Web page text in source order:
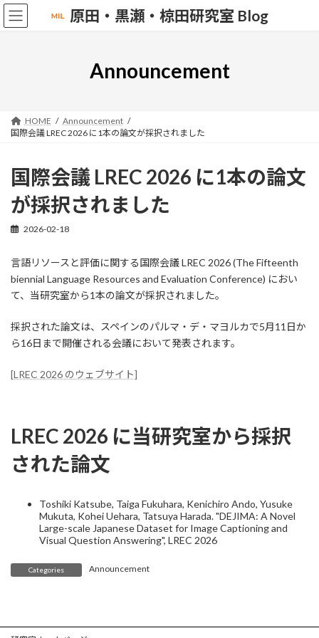
Skip
to
the
Skip
to
the
原田・黒瀬・椋田研究室 Blog
Announcement
HOME
Announcement
国際会議 LREC 2026 に1本の論文が採択されました
国際会議 LREC 2026 に1本の論文
が採択されました
2026-02-18
言語リソースと評価に関する国際会議 LREC 2026 (The Fifteenth
biennial Language Resources and Evaluation Conference) におい
て、当研究室から1本の論文が採択されました。
採択された論文は、スペインのパルマ・デ・マヨルカで5月11日か
ら16日まで開催される会議において発表されます。
[LREC 2026 のウェブサイト]
LREC 2026 に当研究室から採択
された論文
Toshiki Katsube, Taiga Fukuhara, Kenichiro Ando, Yusuke
Mukuta, Kohei Uehara, Tatsuya Harada. "DEJIMA: A Novel
Large-scale Japanese Dataset for Image Captioning and
Visual Question Answering", LREC 2026
Categories Announcement